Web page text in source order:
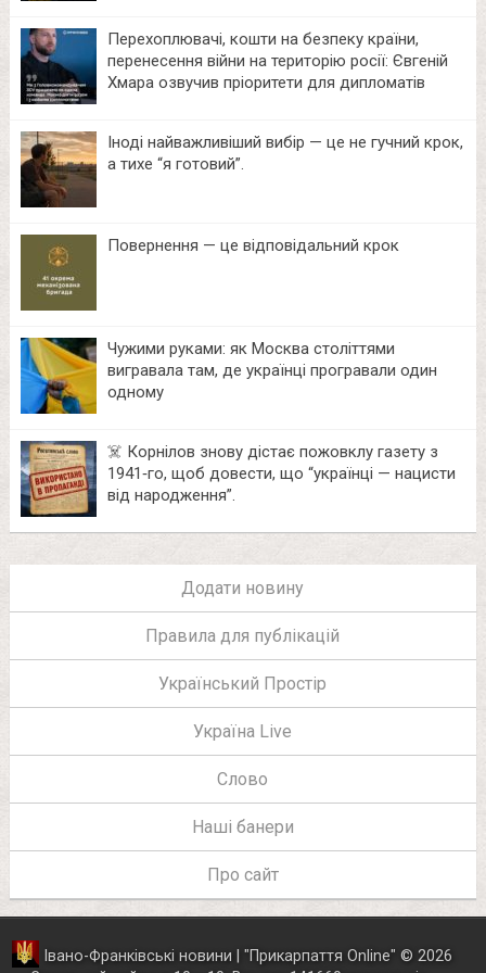
Перехоплювачі, кошти на безпеку країни,
перенесення війни на територію росії: Євгеній
Хмара озвучив пріоритети для дипломатів
Іноді найважливіший вибір — це не гучний крок,
а тихе “я готовий”.
Повернення — це відповідальний крок
Чужими руками: як Москва століттями
вигравала там, де українці програвали один
одному
☠️ Корнілов знову дістає пожовклу газету з
1941‑го, щоб довести, що “українці — нацисти
від народження”.
Додати новину
Правила для публікацій
Український Простір
Україна Live
Слово
Наші банери
Про сайт
Івано-Франківські новини | "Прикарпаття Online" © 2026